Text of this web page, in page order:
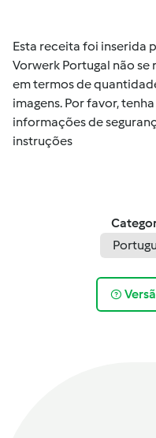
Esta receita foi inserida
Vorwerk Portugal não se
em termos de
imagens. Por favor,
informações de
instruções